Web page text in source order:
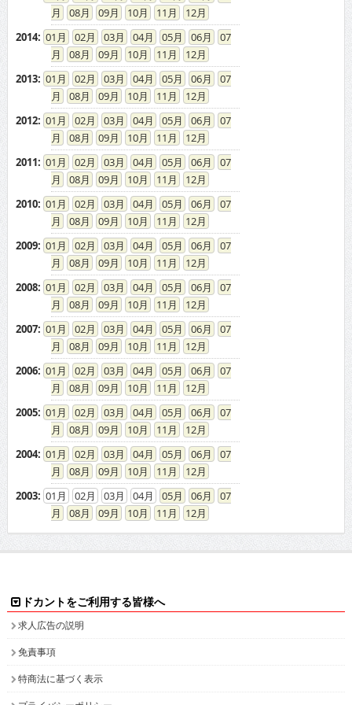
08
09 10 11
12
2014: 01 02 03 04 05 06
07
08
09 10 11
12
2013: 01 02 03 04 05 06
07
08
09 10 11
12
2012: 01 02 03 04 05 06
07
08
09 10 11
12
2011: 01 02 03 04 05 06
07
08
09 10 11
12
2010: 01 02 03 04 05 06
07
08
09 10 11
12
2009: 01 02 03 04 05 06
07
08
09 10 11
12
2008: 01 02 03 04 05 06
07
08
09 10 11
12
2007: 01 02 03 04 05 06
07
08
09 10 11
12
2006: 01 02 03 04 05 06
07
08
09 10 11
12
2005: 01 02 03 04 05 06
07
08
09 10 11
12
2004: 01 02 03 04 05 06
07
08
09 10 11
12
2003: 01 02 03 04 05 06
07
08
09 10 11 12
ドカントをご利用する皆様へ
求人広告の説明
免責事項
特商法に基づく表示